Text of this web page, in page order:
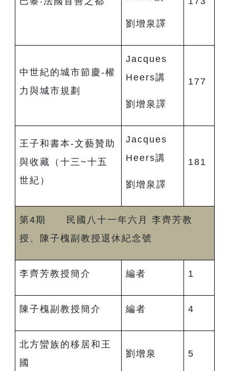
劉增泉譯
中世紀的城市節慶-權
力與城市規劃
Jacques
Heers講
劉增泉譯
177
王子和書本-文藝贊助
與收藏 （十三~十五
世紀 ）
Jacques
Heers講
劉增泉譯
181
第4期 民國八十一年六月 李齊芳教
授、陳子槐副教授退休紀念號
李齊芳教授簡介 編者 1
陳子槐副教授簡介 編者 4
北方蠻族的移居和王
國
劉增泉 5